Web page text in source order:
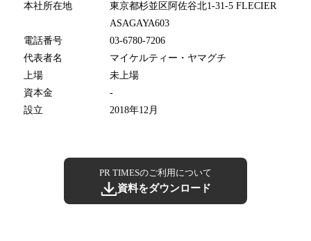
本社所在地
東京都杉並区阿佐谷北1-31-5 FLECIER
ASAGAYA603
電話番号
03-6780-7206
代表者名
マイケルティー・ヤマグチ
上場
未上場
資本金
-
設立
2018年12月
PR TIMESのご利用について
資料をダウンロード